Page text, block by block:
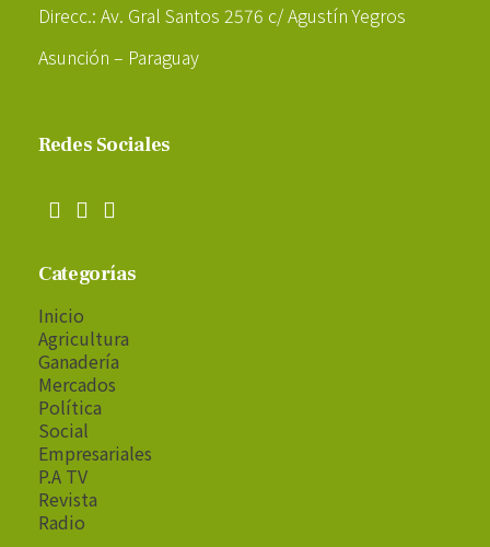
Direcc.: Av. Gral Santos 2576 c/ Agustín Yegros
Asunción – Paraguay
Redes Sociales
Categorías
Inicio
Agricultura
Ganadería
Mercados
Política
Social
Empresariales
P.A TV
Revista
Radio